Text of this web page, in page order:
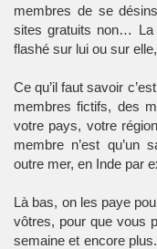
membres de se
sites gratuits non… La
flashé sur lui ou sur
Ce qu’il faut savoir
membres fictifs, des
votre pays, votre
membre n’est qu’un
outre mer, en Inde par
Là bas, on les paye
vôtres, pour que vous
semaine et encore